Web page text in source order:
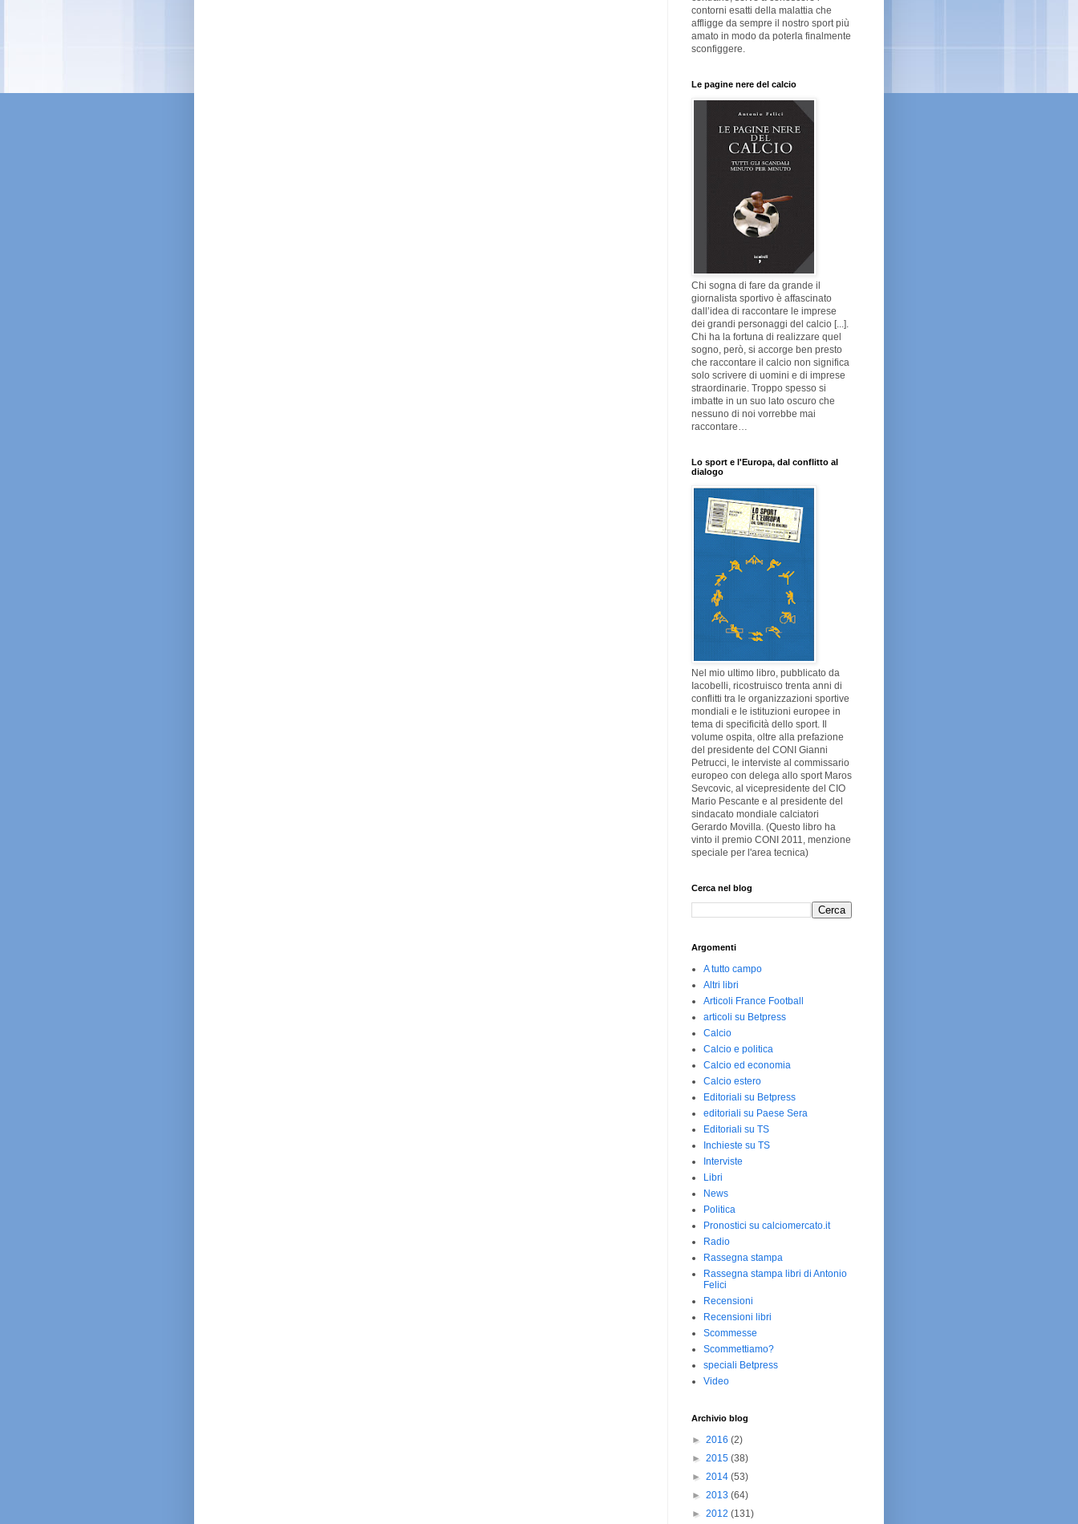
contorni esatti della malattia che
affligge da sempre il nostro sport più
amato in modo da poterla finalmente
sconfiggere.
Le pagine nere del calcio
Chi sogna di fare da grande il
giornalista sportivo è affascinato
dall’idea di raccontare le imprese
dei grandi personaggi del calcio [...].
Chi ha la fortuna di realizzare quel
sogno, però, si accorge ben presto
che raccontare il calcio non significa
solo scrivere di uomini e di imprese
straordinarie. Troppo spesso si
imbatte in un suo lato oscuro che
nessuno di noi vorrebbe mai
raccontare…
Lo sport e l'Europa, dal conflitto al
dialogo
Nel mio ultimo libro, pubblicato da
Iacobelli, ricostruisco trenta anni di
conflitti tra le organizzazioni sportive
mondiali e le istituzioni europee in
tema di specificità dello sport. Il
volume ospita, oltre alla prefazione
del presidente del CONI Gianni
Petrucci, le interviste al commissario
europeo con delega allo sport Maros
Sevcovic, al vicepresidente del CIO
Mario Pescante e al presidente del
sindacato mondiale calciatori
Gerardo Movilla. (Questo libro ha
vinto il premio CONI 2011, menzione
speciale per l'area tecnica)
Cerca nel blog
Argomenti
A tutto campo
Altri libri
Articoli France Football
articoli su Betpress
Calcio
Calcio e politica
Calcio ed economia
Calcio estero
Editoriali su Betpress
editoriali su Paese Sera
Editoriali su TS
Inchieste su TS
Interviste
Libri
News
Politica
Pronostici su calciomercato.it
Radio
Rassegna stampa
Rassegna stampa libri di Antonio
Felici
Recensioni
Recensioni libri
Scommesse
Scommettiamo?
speciali Betpress
Video
Archivio blog
► 2016 (2)
► 2015 (38)
► 2014 (53)
► 2013 (64)
► 2012 (131)